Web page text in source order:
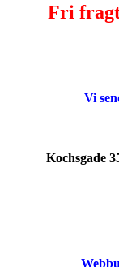
Fri
Vi
Kochsgade